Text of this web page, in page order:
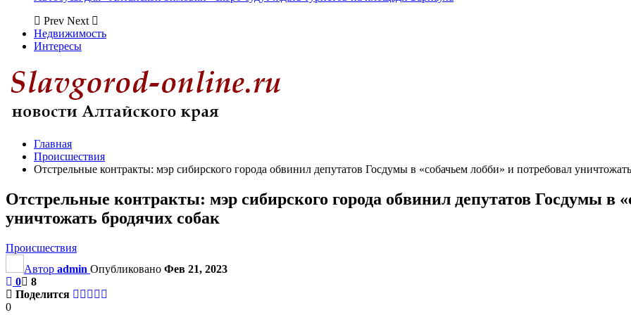
Prev Next
Недвижимость
Интересы
Главная
Происшествия
Отстрельные контракты: мэр сибирского города обвинил депутатов Госдумы в «собачьем лобби» и потребовал
Отстрельные контракты: мэр сибирского города обвинил депутатов Госдумы в
уничтожать бродячих собак
Происшествия
Автор admin Опубликовано Фев 21, 2023
0
8
Поделится
0